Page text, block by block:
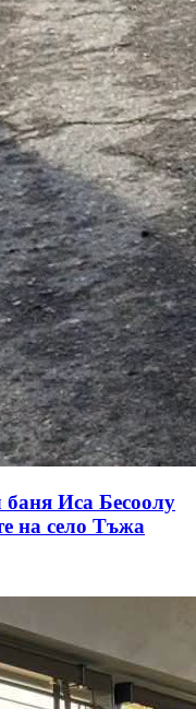
Иса Бесоолу
на село Тъжа